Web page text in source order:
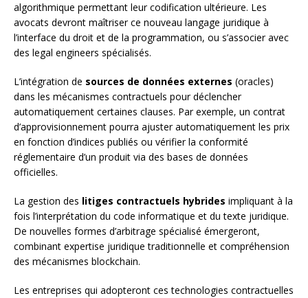
algorithmique permettant leur codification ultérieure. Les
avocats devront maîtriser ce nouveau langage juridique à
l’interface du droit et de la programmation, ou s’associer avec
des legal engineers spécialisés.
L’intégration de sources de données externes (oracles)
dans les mécanismes contractuels pour déclencher
automatiquement certaines clauses. Par exemple, un contrat
d’approvisionnement pourra ajuster automatiquement les prix
en fonction d’indices publiés ou vérifier la conformité
réglementaire d’un produit via des bases de données
officielles.
La gestion des litiges contractuels hybrides impliquant à la
fois l’interprétation du code informatique et du texte juridique.
De nouvelles formes d’arbitrage spécialisé émergeront,
combinant expertise juridique traditionnelle et compréhension
des mécanismes blockchain.
Les entreprises qui adopteront ces technologies contractuelles